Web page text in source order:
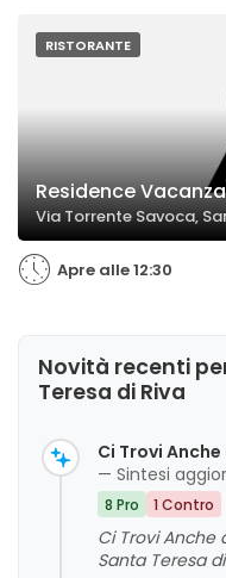
RISTORANTE
Residence Vacanza
Via Torrente Savoca,
Apre alle 12:30
Novità recenti
Teresa di Riva
Ci Trovi
— Sintesi
8 Pro 1 Contro
Ci Trovi Anche
Santa Teresa